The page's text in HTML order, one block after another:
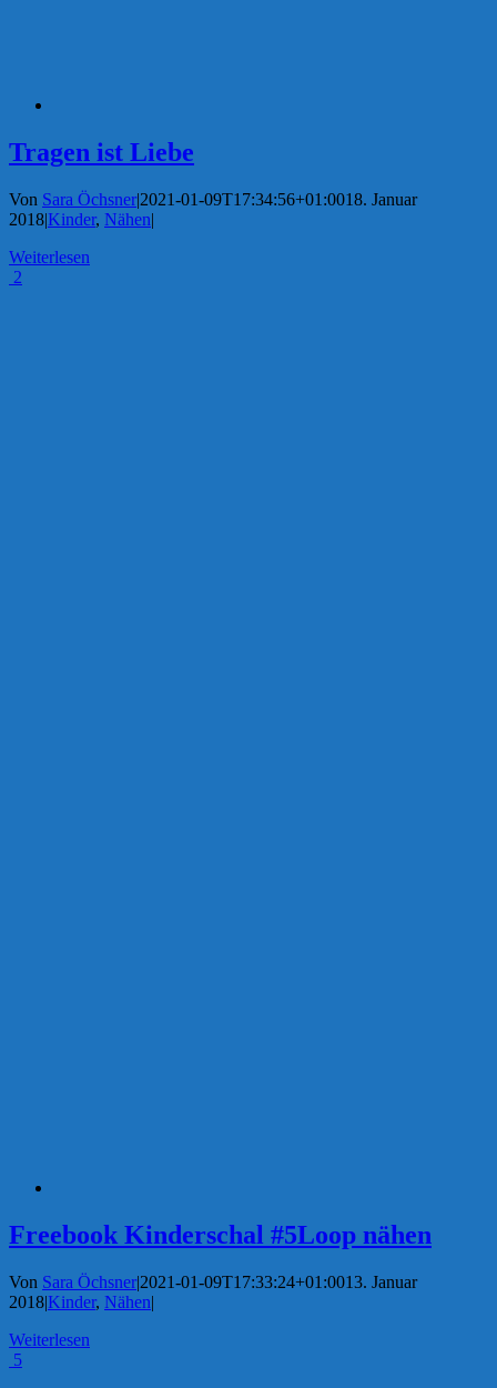
Tragen ist Liebe
Von Sara Öchsner|2021-01-09T17:34:56+01:0018. Januar
2018|Kinder, Nähen|
Weiterlesen
2
Freebook Kinderschal #5Loop nähen
Von Sara Öchsner|2021-01-09T17:33:24+01:0013. Januar
2018|Kinder, Nähen|
Weiterlesen
5